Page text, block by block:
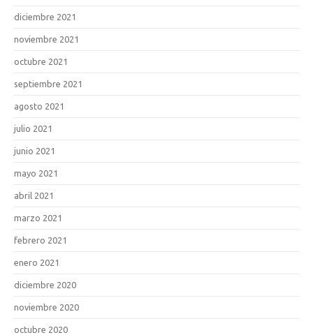
diciembre 2021
noviembre 2021
octubre 2021
septiembre 2021
agosto 2021
julio 2021
junio 2021
mayo 2021
abril 2021
marzo 2021
febrero 2021
enero 2021
diciembre 2020
noviembre 2020
octubre 2020